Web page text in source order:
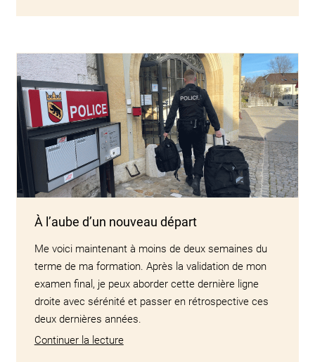
À l’aube d’un nouveau départ
Me voici maintenant à moins de deux semaines du
terme de ma formation. Après la validation de mon
examen final, je peux aborder cette dernière ligne
droite avec sérénité et passer en rétrospective ces
deux dernières années.
Continuer la lecture